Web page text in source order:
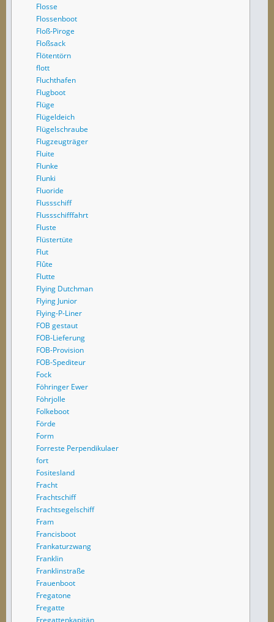
Flosse
Flossenboot
Floß-Piroge
Floßsack
Flötentörn
flott
Fluchthafen
Flugboot
Flüge
Flügeldeich
Flügelschraube
Flugzeugträger
Fluite
Flunke
Flunki
Fluoride
Flussschiff
Flussschifffahrt
Fluste
Flüstertüte
Flut
Flûte
Flutte
Flying Dutchman
Flying Junior
Flying-P-Liner
FOB gestaut
FOB-Lieferung
FOB-Provision
FOB-Spediteur
Fock
Föhringer Ewer
Föhrjolle
Folkeboot
Förde
Form
Forreste Perpendikulaer
fort
Fositesland
Fracht
Frachtschiff
Frachtsegelschiff
Fram
Francisboot
Frankaturzwang
Franklin
Franklinstraße
Frauenboot
Fregatone
Fregatte
Fregattenkapitän